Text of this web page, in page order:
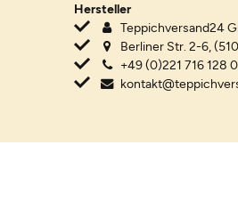
Hersteller
Teppichversand24
Berliner Str. 2-6,
+49 (0)221 716 128 0